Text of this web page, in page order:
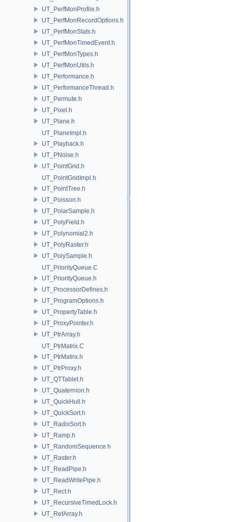
UT_PerfMonProfile.h
UT_PerfMonRecordOptions.h
UT_PerfMonStats.h
UT_PerfMonTimedEvent.h
UT_PerfMonTypes.h
UT_PerfMonUtils.h
UT_Performance.h
UT_PerformanceThread.h
UT_Permute.h
UT_Pixel.h
UT_Plane.h
UT_PlaneImpl.h
UT_Playback.h
UT_PNoise.h
UT_PointGrid.h
UT_PointGridImpl.h
UT_PointTree.h
UT_Poisson.h
UT_PolarSample.h
UT_PolyField.h
UT_Polynomial2.h
UT_PolyRaster.h
UT_PolySample.h
UT_PriorityQueue.C
UT_PriorityQueue.h
UT_ProcessorDefines.h
UT_ProgramOptions.h
UT_PropertyTable.h
UT_ProxyPointer.h
UT_PtrArray.h
UT_PtrMatrix.C
UT_PtrMatrix.h
UT_PtrProxy.h
UT_QTTablet.h
UT_Quaternion.h
UT_QuickHull.h
UT_QuickSort.h
UT_RadixSort.h
UT_Ramp.h
UT_RandomSequence.h
UT_Raster.h
UT_ReadPipe.h
UT_ReadWritePipe.h
UT_Rect.h
UT_RecursiveTimedLock.h
UT_RefArray.h